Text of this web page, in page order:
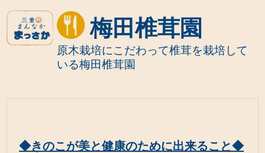
梅田椎茸園
原木栽培にこだわって椎茸を栽培して
いる梅田椎茸園
◆きのこが美と健康のために出来ること◆